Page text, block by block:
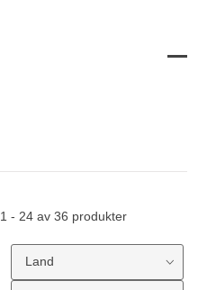
1 - 24 av 36 produkter
Land